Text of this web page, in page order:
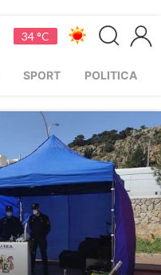
34 °C
SPORT POLITICA